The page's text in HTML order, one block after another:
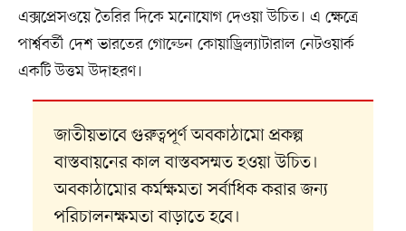
এক্সপ্রেসওয়ে তৈরির দিকে মনোযোগ দেওয়া উচিত। এ ক্ষেত্রে
পার্শ্ববর্তী দেশ ভারতের গোল্ডেন কোয়াড্রিল্যাটারাল নেটওয়ার্ক
একটি উত্তম উদাহরণ।
জাতীয়ভাবে গুরুত্বপূর্ণ অবকাঠামো প্রকল্প
বাস্তবায়নের কাল বাস্তবসম্মত হওয়া উচিত।
অবকাঠামোর কর্মক্ষমতা সর্বাধিক করার জন্য
পরিচালনক্ষমতা বাড়াতে হবে।